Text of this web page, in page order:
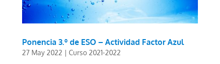
Ponencia 3.º de ESO – Actividad Factor Azul
27 May 2022 | Curso 2021-2022